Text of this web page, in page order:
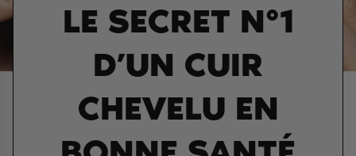
LE SECRET N°1
D’UN CUIR
CHEVELU EN